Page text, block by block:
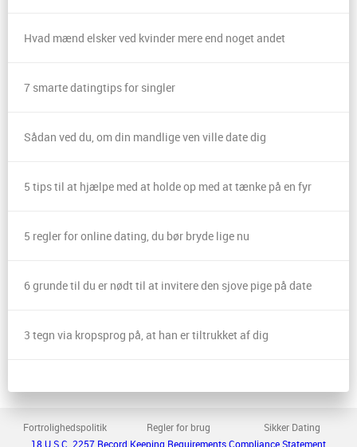
Hvad mænd elsker ved kvinder mere end noget andet
7 smarte datingtips for singler
Sådan ved du, om din mandlige ven ville date dig
5 tips til at hjælpe med at holde op med at tænke på en fyr
5 regler for online dating, du bør bryde lige nu
6 grunde til du er nødt til at invitere den sjove pige på date
3 tegn via kropsprog på, at han er tiltrukket af dig
Fortrolighedspolitik Regler for brug
Sikker Dating
18 U.S.C. 2257 Record Keeping Requirements Compliance Statement